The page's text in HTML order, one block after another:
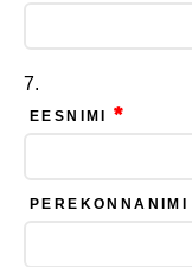
EESNIMI*
PEREKONNANIMI